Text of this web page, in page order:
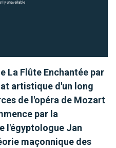
La Flûte Enchantée par
artistique d'un long
de l'opéra de Mozart
par la
l'égyptologue Jan
maçonnique des